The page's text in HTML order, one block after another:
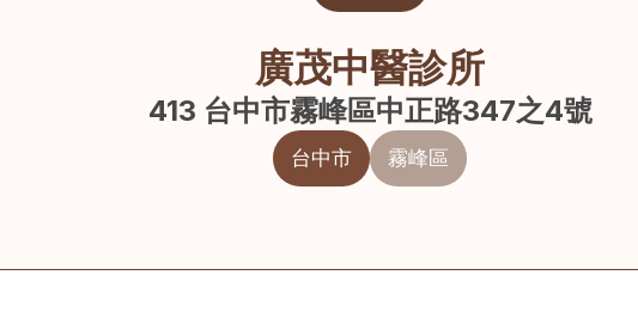
廣茂中醫診所
413 台中市霧峰區中正路347之4號
台中市 霧峰區